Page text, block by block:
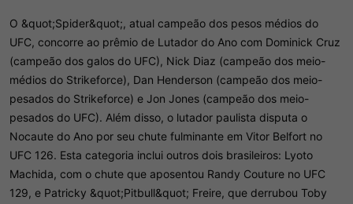
O &quot;Spider&quot;, atual campeão dos pesos médios do
UFC, concorre ao prêmio de Lutador do Ano com Dominick Cruz
(campeão dos galos do UFC), Nick Diaz (campeão dos meio-
médios do Strikeforce), Dan Henderson (campeão dos meio-
pesados do Strikeforce) e Jon Jones (campeão dos meio-
pesados do UFC). Além disso, o lutador paulista disputa o
Nocaute do Ano por seu chute fulminante em Vitor Belfort no
UFC 126. Esta categoria inclui outros dois brasileiros: Lyoto
Machida, com o chute que aposentou Randy Couture no UFC
129, e Patricky &quot;Pitbull&quot; Freire, que derrubou Toby